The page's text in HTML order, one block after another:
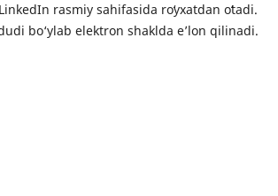
rasmiy sahifasida roʻyxatdan oʻtadi.
bo‘ylab elektron shaklda e’lon qilinadi.